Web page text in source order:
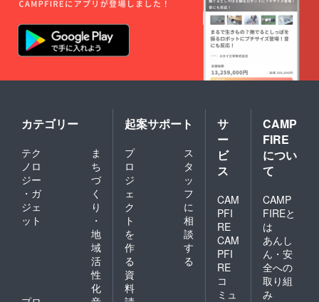
カテゴリー
テク
ノロ
ジー
・ガ
ジェ
ット
ま
ち
づ
く
り
・
地
域
活
性
化
起案サポート
プ
ロ
ジ
ェ
ク
ト
を
作
る
ス
タ
ッ
フ
に
相
談
す
る
資
料
サ
ー
ビ
ス
CAM
PFI
RE
CAM
PFI
RE
コ
ミュ
CAMP
FIRE
につい
て
CAMP
FIREと
は
あんし
ん・安
全への
取り組
み